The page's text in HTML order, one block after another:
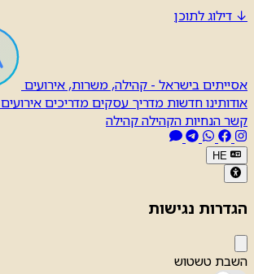
↓ דילוג לתוכן
אסייתים בישראל - קהילה, משרות, אירועים
אודותינוחדשות מדריך עסקיםמדריכיםאירועים
קשרהנחיות הקהילהקהילה
HE
הגדרות נגישות
השבת טשטוש